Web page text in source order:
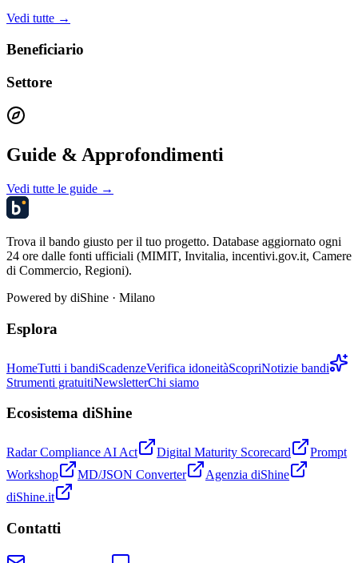
Vedi tutte →
Beneficiario
Settore
Guide & Approfondimenti
Vedi tutte le guide →
Trova il bando giusto per il tuo progetto. Database aggiornato ogni
24 ore dalle fonti ufficiali (MIMIT, Invitalia, incentivi.gov.it, Camere
di Commercio, Regioni).
Powered by diShine · Milano
Esplora
HomeTutti i bandiScadenzeVerifica idoneitàScopriNotizie bandi
Strumenti gratuitiNewsletterChi siamo
Ecosistema diShine
Radar Compliance AI Act Digital Maturity Scorecard
Prompt
Workshop
MD/JSON Converter
Agenzia diShine
diShine.it
Contatti